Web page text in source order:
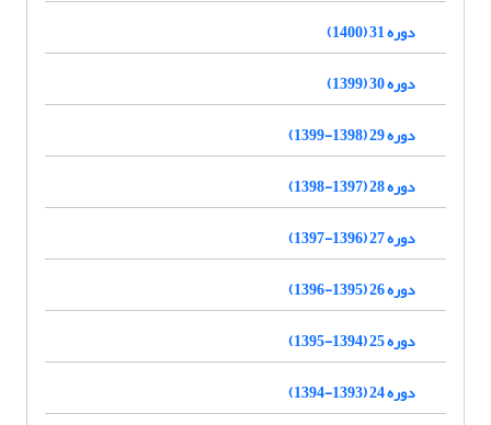
دوره 31 (1400)
دوره 30 (1399)
دوره 29 (1398-1399)
دوره 28 (1397-1398)
دوره 27 (1396-1397)
دوره 26 (1395-1396)
دوره 25 (1394-1395)
دوره 24 (1393-1394)